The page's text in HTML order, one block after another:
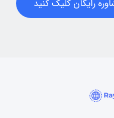
رایگان کلیک کنید